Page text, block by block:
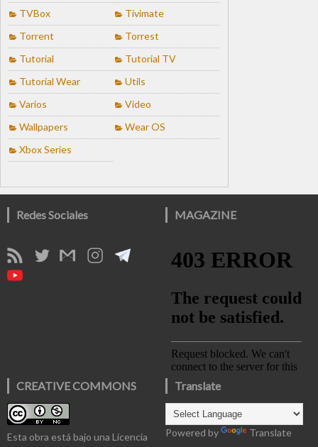
TVBox
Tivimate
Torrent
Torrest
Tutorial
Tutorial TV
Tutorial Wear
Utils
Varios
Video
Wallpapers
Wear OS
Xbox Series
Redes Sociales MAGAZINE
CREATIVE COMMONS
Esta obra está bajo una Licencia
Translate
Powered by Translate